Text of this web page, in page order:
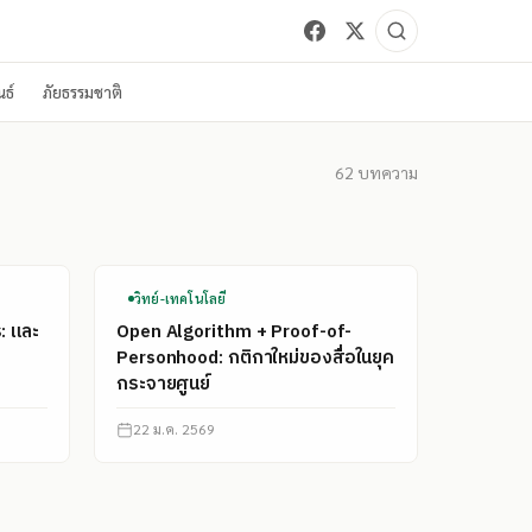
ธ์ ภัยธรรมชาติ
62 บทความ
และ
วิทย์-เทคโนโลยี
Open Algorithm + Proof-of-
Personhood: กติกาใหม่ของสื่อในยุค
กระจายศูนย์
22 ม.ค. 2569